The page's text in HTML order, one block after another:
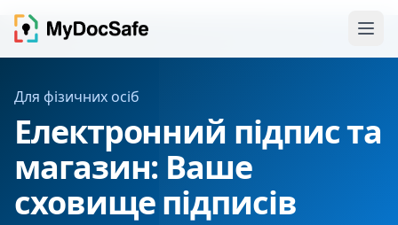
Для фізичних осіб
Електронний підпис та
магазин: Ваше
сховище підписів